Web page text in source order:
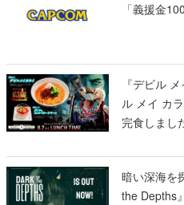
「義援金
『デビル
ル メイ カ
完食しまし
暗い深海を
the Depths